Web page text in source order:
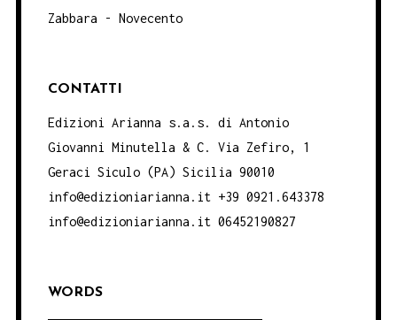
Zabbara - Novecento
CONTATTI
Edizioni Arianna s.a.s. di Antonio
Giovanni Minutella & C. Via Zefiro, 1
Geraci Siculo (PA) Sicilia 90010
info@edizioniarianna.it +39 0921.643378
info@edizioniarianna.it 06452190827
WORDS